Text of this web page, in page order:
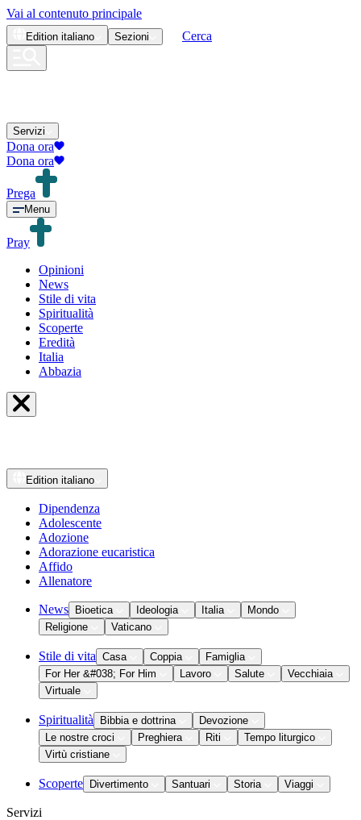
Vai al contenuto principale
Edition italiano Sezioni Cerca
Servizi
Dona ora
Dona ora
Prega
Menu
Pray
Opinioni
News
Stile di vita
Spiritualità
Scoperte
Eredità
Italia
Abbazia
Edition italiano
Dipendenza
Adolescente
Adozione
Adorazione eucaristica
Affido
Allenatore
News Bioetica Ideologia Italia
Mondo
Religione
Vaticano
Stile di vita Casa Coppia
Famiglia
For Her &#038; For Him
Lavoro Salute
Vecchiaia
Virtuale
Spiritualità Bibbia e dottrina
Devozione
Le nostre croci
Preghiera Riti
Tempo liturgico
Virtù cristiane
Scoperte Divertimento Santuari Storia Viaggi
Servizi